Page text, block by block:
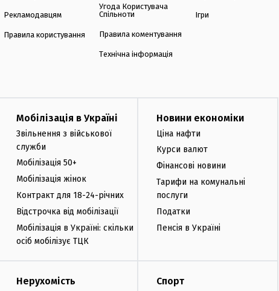
Рекламодавцям
Правила користування
Угода Користувача
Спільноти
Правила коментування
Технічна інформація
Ігри
Мобілізація в Україні
Звільнення з військової
служби
Мобілізація 50+
Мобілізація жінок
Контракт для 18-24-річних
Відстрочка від мобілізації
Мобілізація в Україні: скільки
осіб мобілізує ТЦК
Новини економіки
Ціна нафти
Курси валют
Фінансові новини
Тарифи на комунальні
послуги
Податки
Пенсія в Україні
Нерухомість Спорт